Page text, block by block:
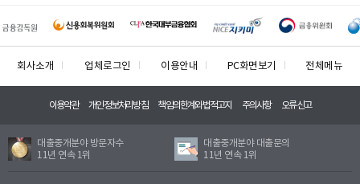
회사소개 업체로그인 이용안내 PC화면보기 전체메뉴
이용약관 개인정보처리방침 책임의한계와법적고지 주의사항 오류신고
대출중개분야 방문자수
11년 연속 1위
대출중개분야 대출문의
11년 연속 1위